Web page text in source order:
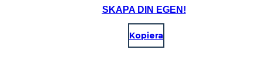
SKAPA DIN EGEN!
Kopiera